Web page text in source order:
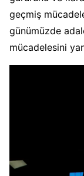
geçmiş
günümüzde
mücadelesini